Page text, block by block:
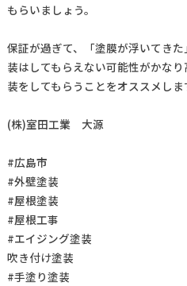
もらいましょう。
保証が過ぎて、「塗膜が浮いてき
装はしてもらえない可能性がかな
装をしてもらうことをオススメしま
(株)室田工業 大源
#広島市
#外壁塗装
#屋根塗装
#屋根工事
#エイジング塗装
吹き付け塗装
#手塗り塗装